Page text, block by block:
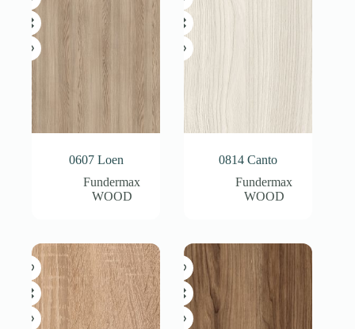
0607 Loen
Fundermax
WOOD
0814 Canto
Fundermax
WOOD